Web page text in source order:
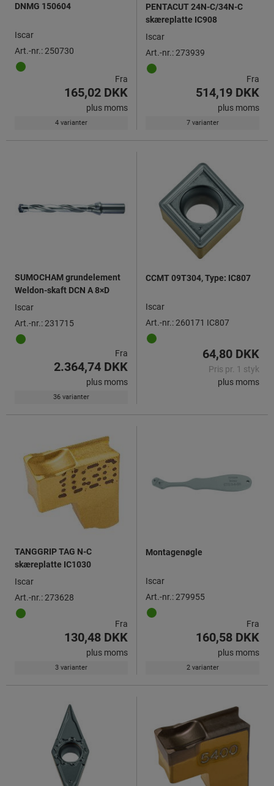
DNMG 150604
Iscar
Art.-nr.: 250730
Fra
165,02 DKK
plus moms
4 varianter
PENTACUT 24N-C/34N-C
skæreplatte IC908
Iscar
Art.-nr.: 273939
Fra
514,19 DKK
plus moms
7 varianter
SUMOCHAM grundelement
Weldon-skaft DCN A 8×D
Iscar
Art.-nr.: 231715
Fra
2.364,74 DKK
plus moms
36 varianter
CCMT 09T304, Type: IC807
Iscar
Art.-nr.: 260171 IC807
64,80 DKK
Pris pr. 1 styk
plus moms
TANGGRIP TAG N-C
skæreplatte IC1030
Iscar
Art.-nr.: 273628
Fra
130,48 DKK
plus moms
3 varianter
Montagenøgle
Iscar
Art.-nr.: 279955
Fra
160,58 DKK
plus moms
2 varianter